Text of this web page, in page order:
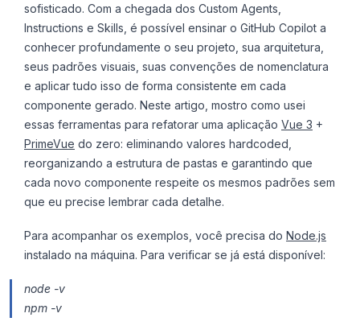
sofisticado. Com a chegada dos Custom Agents,
Instructions e Skills, é possível ensinar o GitHub Copilot a
conhecer profundamente o seu projeto, sua arquitetura,
seus padrões visuais, suas convenções de nomenclatura
e aplicar tudo isso de forma consistente em cada
componente gerado. Neste artigo, mostro como usei
essas ferramentas para refatorar uma aplicação Vue 3 +
PrimeVue do zero: eliminando valores hardcoded,
reorganizando a estrutura de pastas e garantindo que
cada novo componente respeite os mesmos padrões sem
que eu precise lembrar cada detalhe.
Para acompanhar os exemplos, você precisa do Node.js
instalado na máquina. Para verificar se já está disponível:
node -v
npm -v